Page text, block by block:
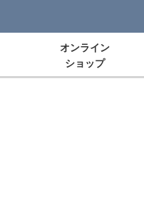
オンライン
ショップ